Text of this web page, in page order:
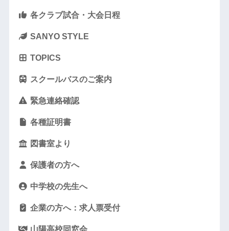
各クラブ試合・大会日程
SANYO STYLE
TOPICS
スクールバスのご案内
緊急連絡確認
各種証明書
図書室より
保護者の方へ
中学校の先生へ
企業の方へ：求人票受付